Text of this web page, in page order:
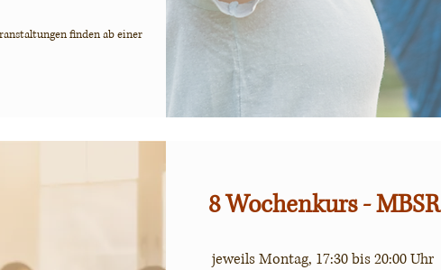
finden ab einer
8 Wochenkurs - MBSR
jeweils Montag, 17:30 bis 20:00 Uhr